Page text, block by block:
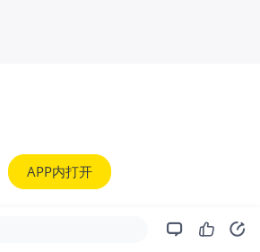
APP内打开